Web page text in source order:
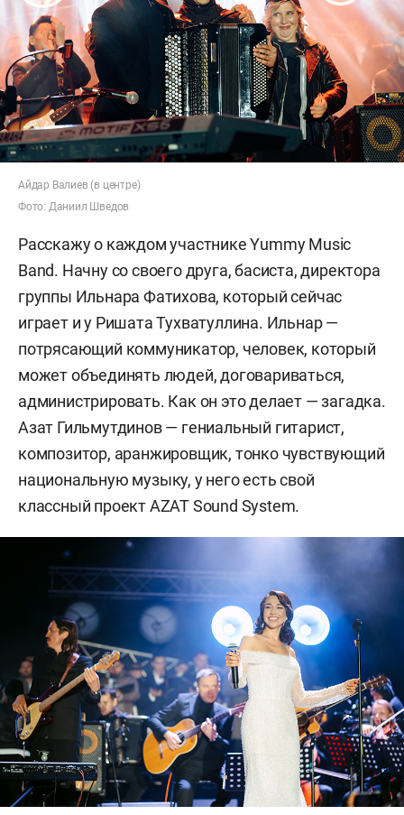
Айдар Валиев (в центре)
Фото: Даниил Шведов
Расскажу о каждом участнике Yummy Music
Band. Начну со своего друга, басиста, директора
группы Ильнара Фатихова, который сейчас
играет и у Ришата Тухватуллина. Ильнар —
потрясающий коммуникатор, человек, который
может объединять людей, договариваться,
администрировать. Как он это делает — загадка.
Азат Гильмутдинов — гениальный гитарист,
композитор, аранжировщик, тонко чувствующий
национальную музыку, у него есть свой
классный проект AZAT Sound System.